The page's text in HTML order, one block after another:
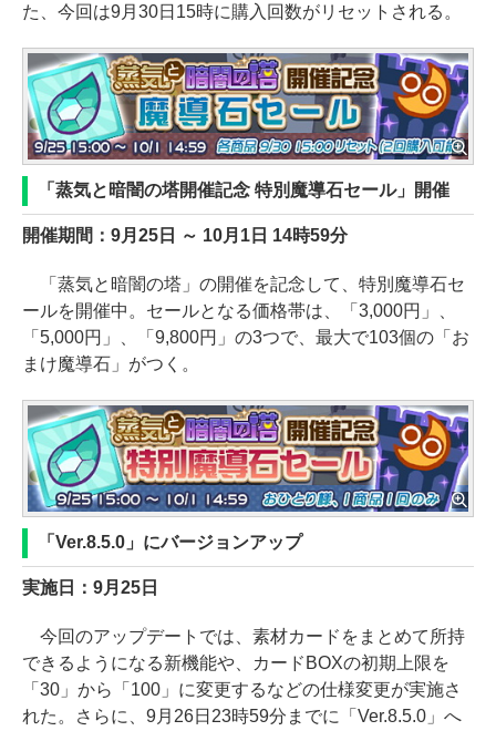
た、今回は9月30日15時に購入回数がリセットされる。
「蒸気と暗闇の塔開催記念 特別魔導石セール」開催
開催期間：9月25日 ～ 10月1日 14時59分
「蒸気と暗闇の塔」の開催を記念して、特別魔導石セ
ールを開催中。セールとなる価格帯は、「3,000円」、
「5,000円」、「9,800円」の3つで、最大で103個の「お
まけ魔導石」がつく。
「Ver.8.5.0」にバージョンアップ
実施日：9月25日
今回のアップデートでは、素材カードをまとめて所持
できるようになる新機能や、カードBOXの初期上限を
「30」から「100」に変更するなどの仕様変更が実施さ
れた。さらに、9月26日23時59分までに「Ver.8.5.0」へ